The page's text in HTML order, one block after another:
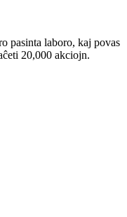
pasinta laboro, kaj povas
20,000 akciojn.